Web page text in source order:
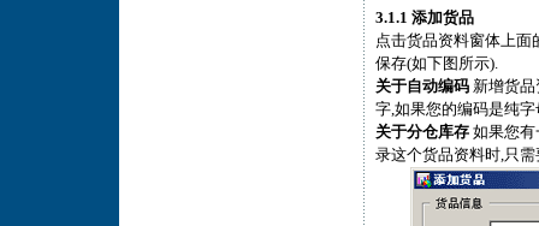
3.1.1 添加货品
点击货品资料窗体上面
保存(如下图所示).
关于自动编码新增货品
字,如果您的编码是纯
关于分仓库存如果您有
录这个货品资料时,只